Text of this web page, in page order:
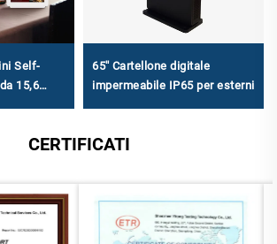
Self-
15,6
65'' Cartellone digitale
impermeabile IP65 per esterni
CERTIFICATI